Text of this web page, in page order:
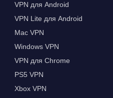
VPN для Android
VPN Lite для Android
Mac VPN
Windows VPN
VPN для Chrome
PS5 VPN
Xbox VPN